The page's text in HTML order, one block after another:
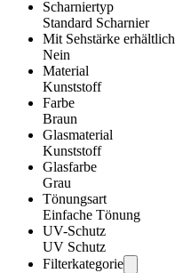
Scharniertyp
Standard Scharnier
Mit Sehstärke erhältlich
Nein
Material
Kunststoff
Farbe
Braun
Glasmaterial
Kunststoff
Glasfarbe
Grau
Tönungsart
Einfache Tönung
UV-Schutz
UV Schutz
Filterkategorie